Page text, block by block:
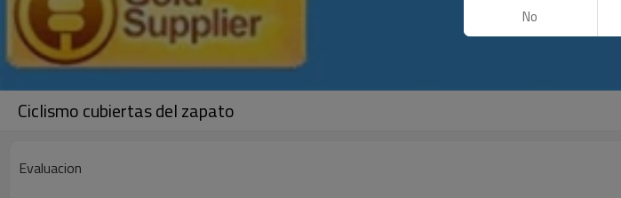
Ciclismo cubiertas del zapato
Evaluacion
No